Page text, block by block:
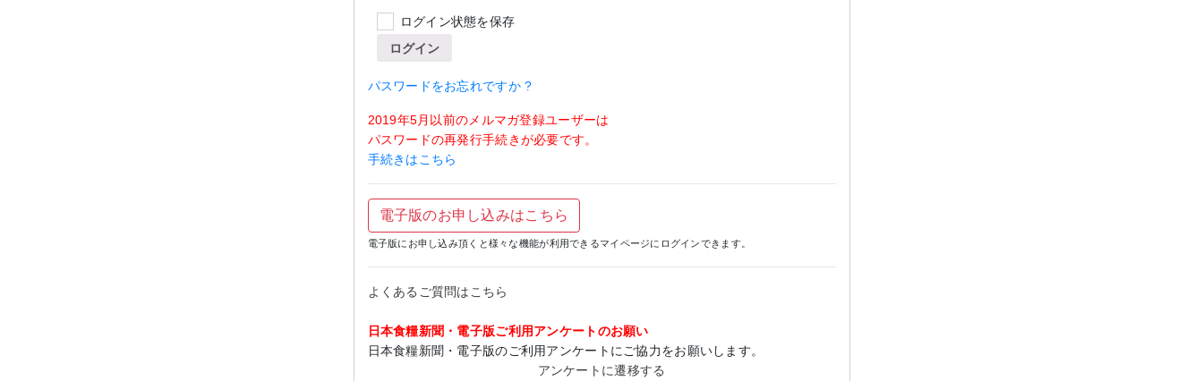
ログイン状態を保存
ログイン
パスワードをお忘れですか ?
2019年5月以前のメルマガ登録ユーザーは
パスワードの再発行手続きが必要です。
手続きはこちら
電子版のお申し込みはこちら
電子版にお申し込み頂くと様々な機能が利用できるマイページにログインできます。
よくあるご質問はこちら
日本食糧新聞・電子版ご利用アンケートのお願い
日本食糧新聞・電子版のご利用アンケートにご協力をお願いします。
アンケートに遷移する